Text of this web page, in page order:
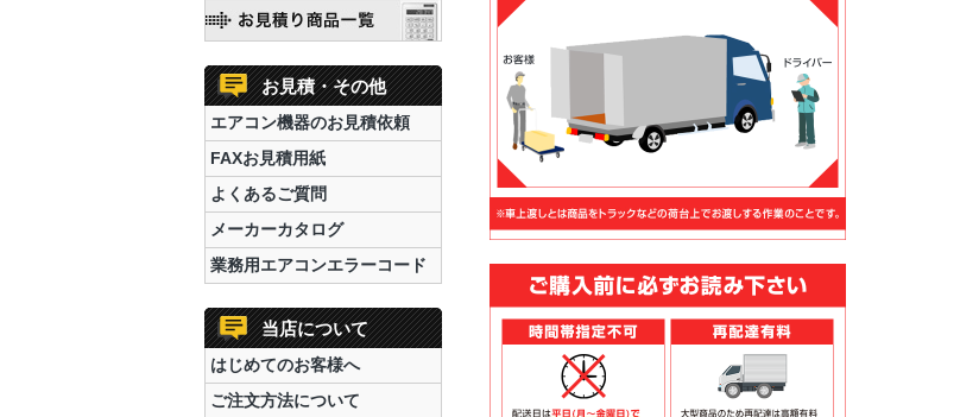
お見積・その他
エアコン機器のお見積依頼
FAXお見積用紙
よくあるご質問
メーカーカタログ
業務用エアコンエラーコード
当店について
はじめてのお客様へ
ご注文方法について